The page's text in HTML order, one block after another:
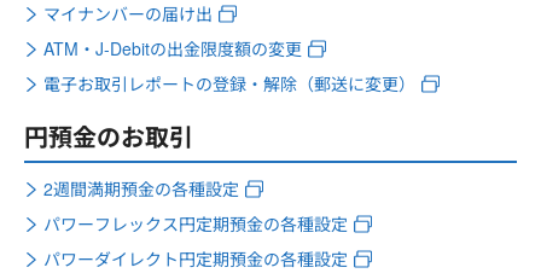
マイナンバーの届け出
ATM・J-Debitの出金限度額の変更
電子お取引レポートの登録・解除（郵送に変更）
円預金のお取引
2週間満期預金の各種設定
パワーフレックス円定期預金の各種設定
パワーダイレクト円定期預金の各種設定